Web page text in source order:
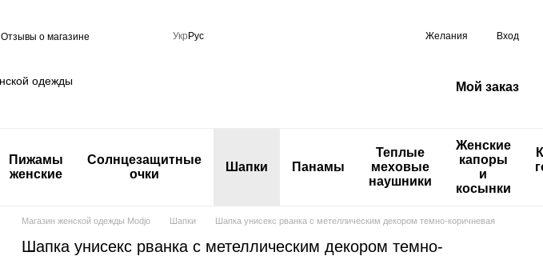
Отзывы о магазине Укр Рус Желания Вход
Мой заказ
Пижамы
женские
Солнцезащитные
очки
Шапки Панамы
Теплые
меховые
наушники
Женские
капоры
и
косынки
Магазин женской одежды Modjo Шапки Шапка унисекс рванка с метеллическим декором темно-коричневая
Шапка унисекс рванка с метеллическим декором темно-